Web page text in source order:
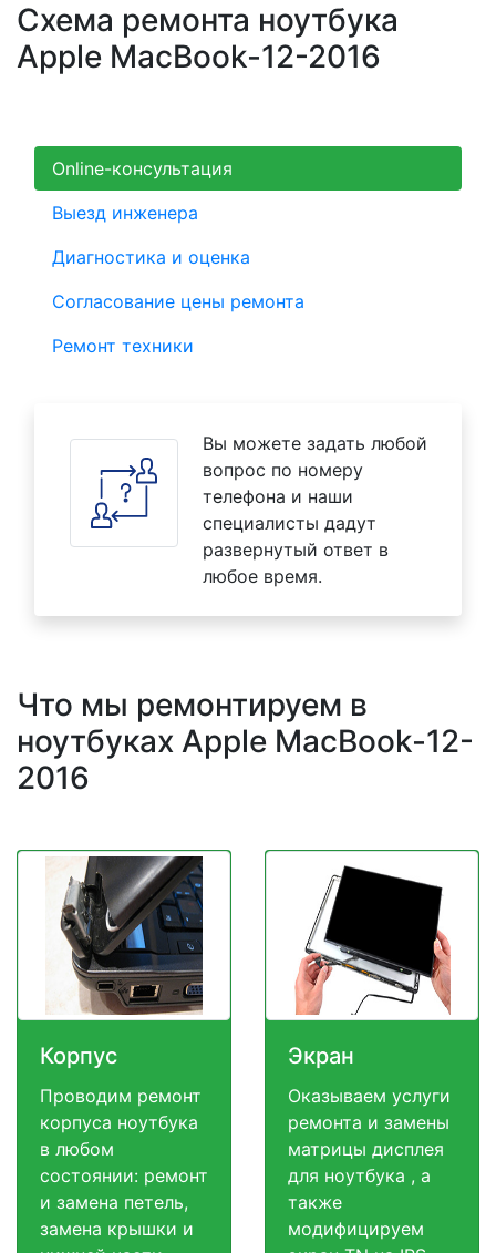
Схема ремонта ноутбука
Apple MacBook-12-2016
Online-консультация
Выезд инженера
Диагностика и оценка
Согласование цены ремонта
Ремонт техники
Вы можете задать любой
вопрос по номеру
телефона и наши
специалисты дадут
развернутый ответ в
любое время.
Что мы ремонтируем в
ноутбуках Apple MacBook-12-
2016
Корпус
Проводим ремонт
корпуса ноутбука
в любом
состоянии: ремонт
и замена петель,
замена крышки и
Экран
Оказываем услуги
ремонта и замены
матрицы дисплея
для ноутбука , а
также
модифицируем